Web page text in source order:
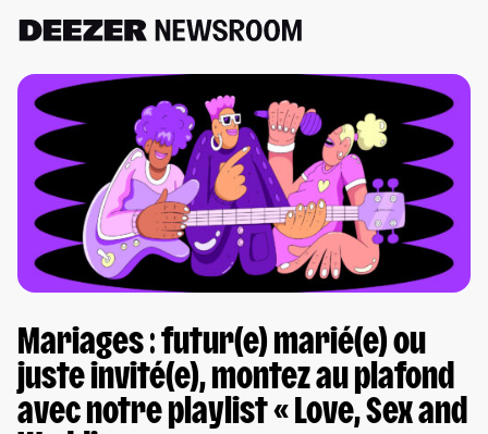
Mariages : futur(e) marié(e) ou
juste invité(e), montez au plafond
avec notre playlist « Love, Sex and